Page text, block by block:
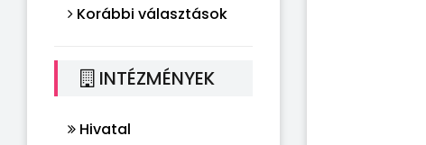
Korábbi választások
INTÉZMÉNYEK
Hivatal